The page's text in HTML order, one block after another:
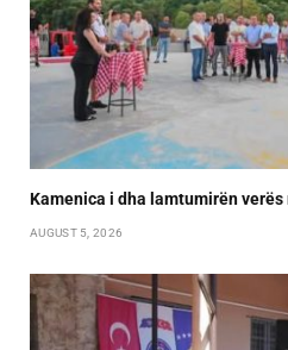
Kamenica i dha lamtumirën
AUGUST 5, 2026